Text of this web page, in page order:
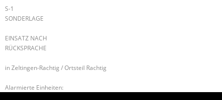
S-1
SONDERLAGE
EINSATZ NACH
RÜCKSPRACHE
in Zeltingen-Rachtig / Ortsteil Rachtig
Alarmierte Einheiten: